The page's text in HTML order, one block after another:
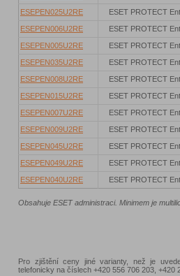
ESEPEN025U2RE
ESET PROTECT
ESEPEN006U2RE
ESET PROTECT
ESEPEN005U2RE
ESET PROTECT
ESEPEN035U2RE
ESET PROTECT
ESEPEN008U2RE
ESET PROTECT
ESEPEN015U2RE
ESET PROTECT
ESEPEN007U2RE
ESET PROTECT
ESEPEN009U2RE
ESET PROTECT
ESEPEN045U2RE
ESET PROTECT
ESEPEN049U2RE
ESET PROTECT
ESEPEN040U2RE
ESET PROTECT
Obsahuje ESET administraci. Minimem je
Pro zjištění ceny jiné varianty, než je
telefonicky na číslech +420 556 706 203, +420